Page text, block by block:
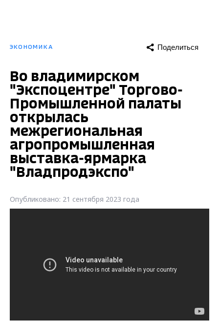
ЭКОНОМИКА Поделиться
Во владимирском
"Экспоцентре" Торгово-
Промышленной палаты
открылась
межрегиональная
агропромышленная
выставка-ярмарка
"Владпродэкспо"
Опубликовано: 21 сентября 2023 года